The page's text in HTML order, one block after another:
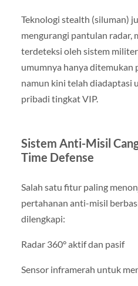
Teknologi stealth (siluman)
mengurangi pantulan radar,
terdeteksi oleh sistem
umumnya hanya ditemukan
namun kini telah diadaptasi
pribadi tingkat VIP.
Sistem Anti-Misil
Time Defense
Salah satu fitur paling
pertahanan anti-misil
dilengkapi:
Radar 360° aktif dan pasif
Sensor inframerah untuk